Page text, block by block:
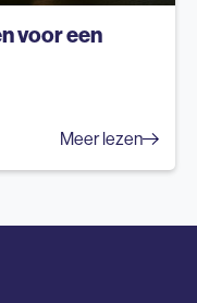
voor een
Meer lezen